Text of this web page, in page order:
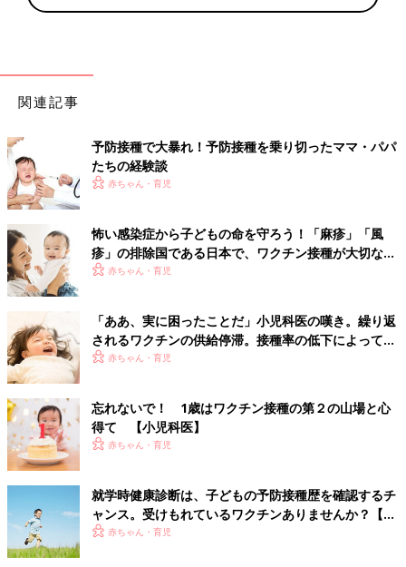
関連記事
予防接種で大暴れ！予防接種を乗り切ったママ・パパ
たちの経験談
赤ちゃん・育児
怖い感染症から子どもの命を守ろう！「麻疹」「風
疹」の排除国である日本で、ワクチン接種が大切な理
由とは？【小児科医】
赤ちゃん・育児
「ああ、実に困ったことだ」小児科医の嘆き。繰り返
されるワクチンの供給停滞。接種率の低下によって心
配されること【小児科医】
赤ちゃん・育児
忘れないで！ 1歳はワクチン接種の第２の山場と心
得て 【小児科医】
赤ちゃん・育児
就学時健康診断は、子どもの予防接種歴を確認するチ
ャンス。受けもれているワクチンありませんか？【小
児科医】
赤ちゃん・育児